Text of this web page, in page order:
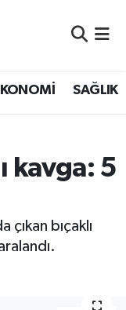
SAĞLIK
kavga: 5
bıçaklı